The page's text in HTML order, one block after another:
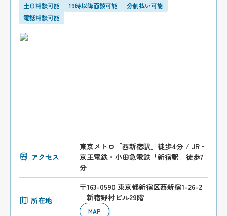
土日相談可能 19時以降面談可能
分割払い可能
電話相談可能
アクセス
東京メトロ「西新宿駅」徒歩4分 / JR・
京王電鉄・小田急電鉄「新宿駅」徒歩7
分
所在地
〒163-0590 東京都新宿区西新宿1-26-2
新宿野村ビル29階
MAP